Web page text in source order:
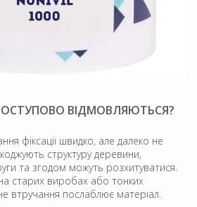
ВІДМОВЛЯЮТЬСЯ?
фіксації швидко, але далеко не
структуру деревини,
та згодом можуть розхитуватися.
старих виробах або тонких
втручання послаблює матеріал.